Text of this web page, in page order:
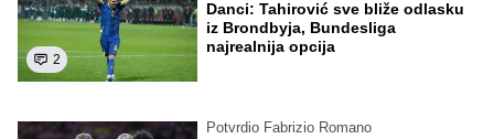
2
Danci: Tahirović sve bliže odlasku
iz Brondbyja, Bundesliga
najrealnija opcija
Potvrdio Fabrizio Romano